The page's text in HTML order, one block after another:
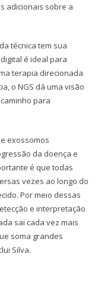
adicionais sobre a
técnica tem sua
é ideal para
terapia direcionada
o NGS dá uma visão
para
exossomos
da doença e
é que todas
vezes ao longo do
Por meio dessas
e interpretação
sai cada vez mais
soma grandes
Silva.